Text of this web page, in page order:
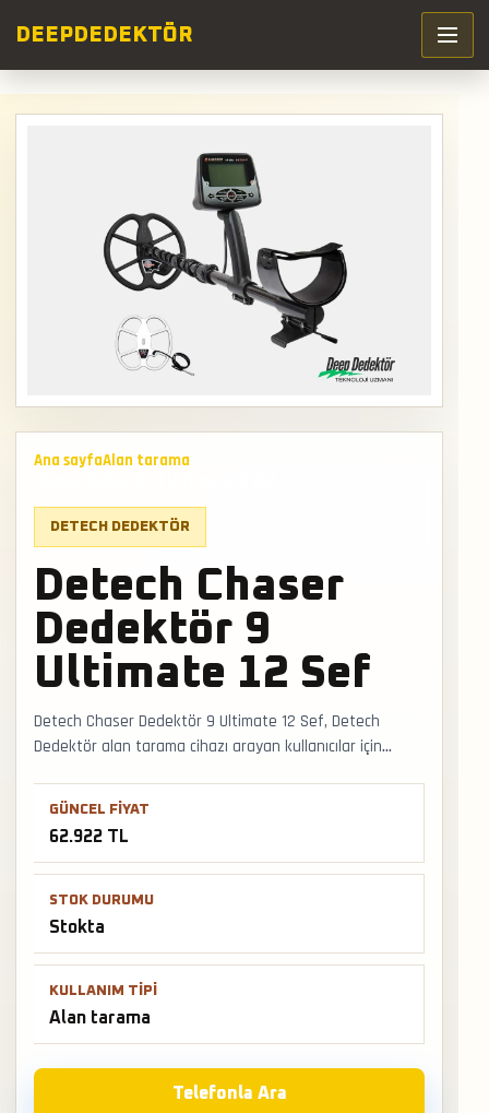
DEEP DEDEKTÖR
Ana sayfaAlan tarama
DETECH DEDEKTÖR
Detech Chaser
Dedektör 9
Ultimate 12 Sef
Detech Chaser Dedektör 9 Ultimate 12 Sef, Detech
Dedektör alan tarama cihazı arayan kullanıcılar için
hedef yönü, mineral etkisi ve ikinci cihazla doğrulama
Türkiye geneli kargo ve mağazadan teslimat desteğiyle
satış ve teslimat desteği hızlıca alınabilir.
GÜNCEL FIYAT
62.922 TL
STOK DURUMU
Stokta
KULLANIM TIPI
Alan tarama
Telefonla Ara